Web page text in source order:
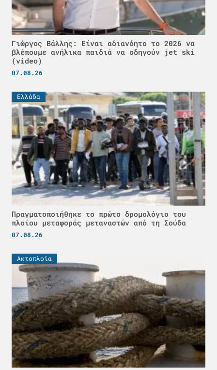
Γιώργος Βάλλης: Είναι αδιανόητο το 2026 να
βλέπουμε ανήλικα παιδιά να οδηγούν jet ski
(video)
07.08.26
Ελλάδα
Πραγματοποιήθηκε το πρώτο δρομολόγιο του
πλοίου μεταφοράς μεταναστών από τη Σούδα
07.08.26
Ακτοπλοϊα